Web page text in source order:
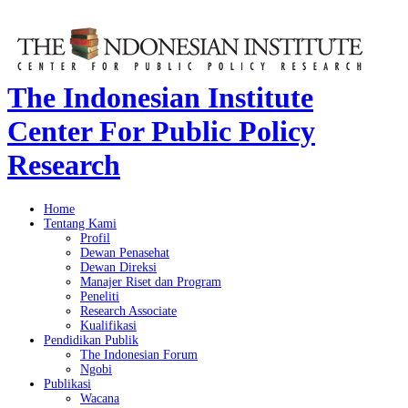
The Indonesian Institute
Center For Public Policy
Research
Home
Tentang Kami
Profil
Dewan Penasehat
Dewan Direksi
Manajer Riset dan Program
Peneliti
Research Associate
Kualifikasi
Pendidikan Publik
The Indonesian Forum
Ngobi
Publikasi
Wacana